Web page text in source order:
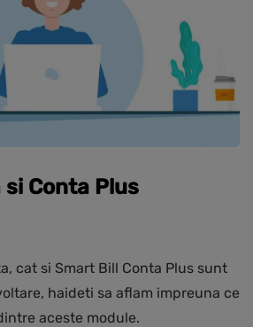
si Conta Plus
cat si Smart Bill Conta Plus sunt
haideti sa aflam impreuna ce
aceste module.